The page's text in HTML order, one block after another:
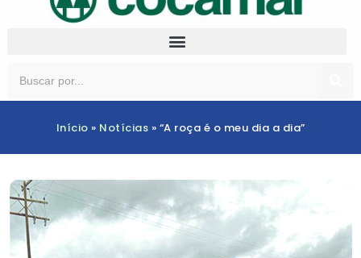
Início » Notícias » “A roça é o meu dia a dia”